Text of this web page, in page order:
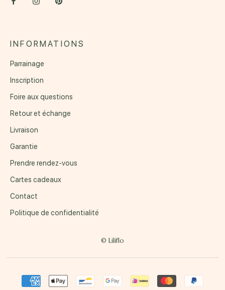
INFORMATIONS
Parrainage
Inscription
Foire aux questions
Retour et échange
Livraison
Garantie
Prendre rendez-vous
Cartes cadeaux
Contact
Politique de confidentialité
© Liliflo